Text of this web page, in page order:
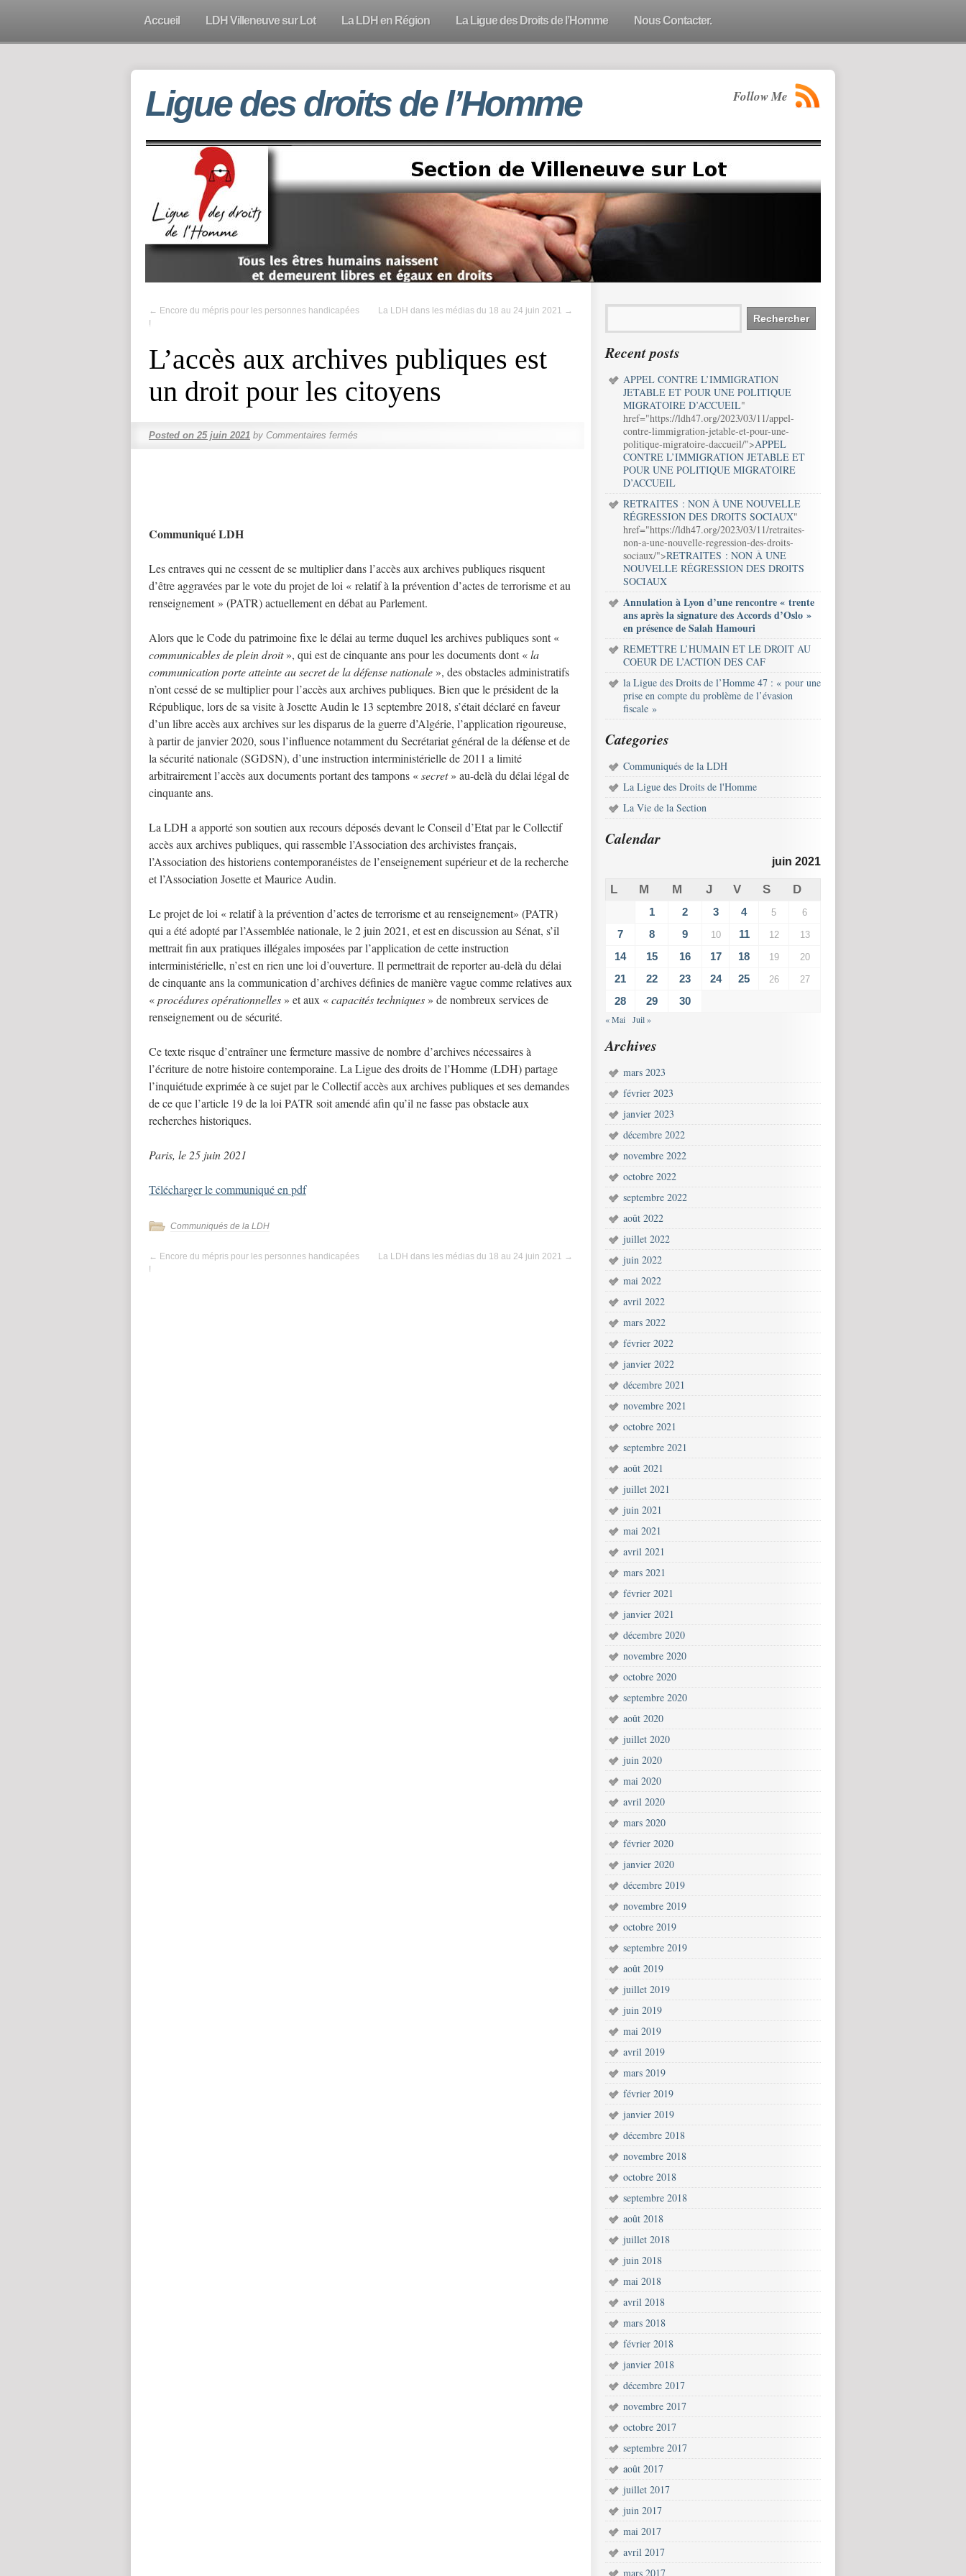
Accueil LDH Villeneuve sur Lot La LDH en Région La Ligue des Droits de l’Homme Nous Contacter.
Ligue des droits de l’Homme Follow Me
← Encore du mépris pour les personnes handicapées
!
La LDH dans les médias du 18 au 24 juin 2021 →
L’accès aux archives publiques est
un droit pour les citoyens
Posted on 25 juin 2021 by Commentaires fermés
Communiqué LDH
Les entraves qui ne cessent de se multiplier dans l’accès aux archives publiques risquent
d’être aggravées par le vote du projet de loi « relatif à la prévention d’actes de terrorisme et au
renseignement » (PATR) actuellement en débat au Parlement.
Alors que le Code du patrimoine fixe le délai au terme duquel les archives publiques sont «
communicables de plein droit», qui est de cinquante ans pour les documents dont «la
communication porte atteinte au secret de la défense nationale », des obstacles administratifs
n’ont cessé de se multiplier pour l’accès aux archives publiques. Bien que le président de la
République, lors de sa visite à Josette Audin le 13 septembre 2018, s’était déclaré en faveur
d’un libre accès aux archives sur les disparus de la guerre d’Algérie, l’application rigoureuse,
à partir de janvier 2020, sous l’influence notamment du Secrétariat général de la défense et de
la sécurité nationale (SGDSN), d’une instruction interministérielle de 2011 a limité
arbitrairement l’accès aux documents portant des tampons «secret» au-delà du délai légal de
cinquante ans.
La LDH a apporté son soutien aux recours déposés devant le Conseil d’Etat par le Collectif
accès aux archives publiques, qui rassemble l’Association des archivistes français,
l’Association des historiens contemporanéistes de l’enseignement supérieur et de la recherche
et l’Association Josette et Maurice Audin.
Le projet de loi « relatif à la prévention d’actes de terrorisme et au renseignement» (PATR)
qui a été adopté par l’Assemblée nationale, le 2 juin 2021, et est en discussion au Sénat, s’il
mettrait fin aux pratiques illégales imposées par l’application de cette instruction
interministérielle, n’est en rien une loi d’ouverture. Il permettrait de reporter au-delà du délai
de cinquante ans la communication d’archives définies de manière vague comme relatives aux
«procédures opérationnelles » et aux «capacités techniques » de nombreux services de
renseignement ou de sécurité.
Ce texte risque d’entraîner une fermeture massive de nombre d’archives nécessaires à
l’écriture de notre histoire contemporaine. La Ligue des droits de l’Homme (LDH) partage
l’inquiétude exprimée à ce sujet par le Collectif accès aux archives publiques et ses demandes
de ce que l’article 19 de la loi PATR soit amendé afin qu’il ne fasse pas obstacle aux
recherches historiques.
Paris, le 25 juin 2021
Télécharger le communiqué en pdf
Communiqués de la LDH
← Encore du mépris pour les personnes handicapées
!
La LDH dans les médias du 18 au 24 juin 2021 →
Recent posts
APPEL CONTRE L’IMMIGRATION
JETABLE ET POUR UNE POLITIQUE
MIGRATOIRE D’ACCUEIL"
href="https://ldh47.org/2023/03/11/appel-
contre-limmigration-jetable-et-pour-une-
politique-migratoire-daccueil/">APPEL
CONTRE L’IMMIGRATION JETABLE ET
POUR UNE POLITIQUE MIGRATOIRE
D’ACCUEIL
RETRAITES : NON À UNE NOUVELLE
RÉGRESSION DES DROITS SOCIAUX"
href="https://ldh47.org/2023/03/11/retraites-
non-a-une-nouvelle-regression-des-droits-
sociaux/">RETRAITES : NON À UNE
NOUVELLE RÉGRESSION DES DROITS
SOCIAUX
Annulation à Lyon d’une rencontre « trente
ans après la signature des Accords d’Oslo »
en présence de Salah Hamouri
REMETTRE L’HUMAIN ET LE DROIT AU
COEUR DE L’ACTION DES CAF
la Ligue des Droits de l’Homme 47 : « pour une
prise en compte du problème de l’évasion
fiscale »
Categories
Communiqués de la LDH
La Ligue des Droits de l'Homme
La Vie de la Section
Calendar
juin 2021
L M M J V S D
1 2 3 4 5 6
7 8 9 10 11 12 13
14 15 16 17 18 19 20
21 22 23 24 25 26 27
28 29 30
« Mai Juil »
Archives
mars 2023
février 2023
janvier 2023
décembre 2022
novembre 2022
octobre 2022
septembre 2022
août 2022
juillet 2022
juin 2022
mai 2022
avril 2022
mars 2022
février 2022
janvier 2022
décembre 2021
novembre 2021
octobre 2021
septembre 2021
août 2021
juillet 2021
juin 2021
mai 2021
avril 2021
mars 2021
février 2021
janvier 2021
décembre 2020
novembre 2020
octobre 2020
septembre 2020
août 2020
juillet 2020
juin 2020
mai 2020
avril 2020
mars 2020
février 2020
janvier 2020
décembre 2019
novembre 2019
octobre 2019
septembre 2019
août 2019
juillet 2019
juin 2019
mai 2019
avril 2019
mars 2019
février 2019
janvier 2019
décembre 2018
novembre 2018
octobre 2018
septembre 2018
août 2018
juillet 2018
juin 2018
mai 2018
avril 2018
mars 2018
février 2018
janvier 2018
décembre 2017
novembre 2017
octobre 2017
septembre 2017
août 2017
juillet 2017
juin 2017
mai 2017
avril 2017
mars 2017